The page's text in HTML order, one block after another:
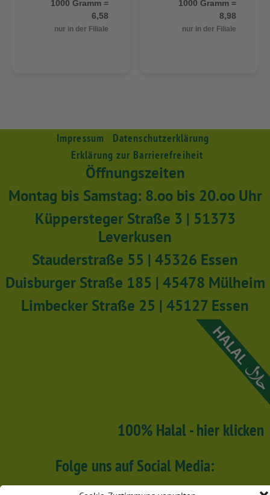
1000 Gramm =
6,58
nur in der Filiale
1000 Gramm =
8,98
nur in der Filiale
Impressum
Datenschutzerklärung
Erklärung zur Barrierefreiheit
Öffnungszeiten
Montag bis Samstag: 8.oo bis 20.oo Uhr
Küppersteger Straße 3 | 51373
Leverkusen
Stauderstraße 55 | 45326 Essen
Duisburger Straße 185 | 45478 Mülheim
Limbecker Straße 25 | 45127 Essen
100% Halal - hier klicken
Folge uns auf Social Media: